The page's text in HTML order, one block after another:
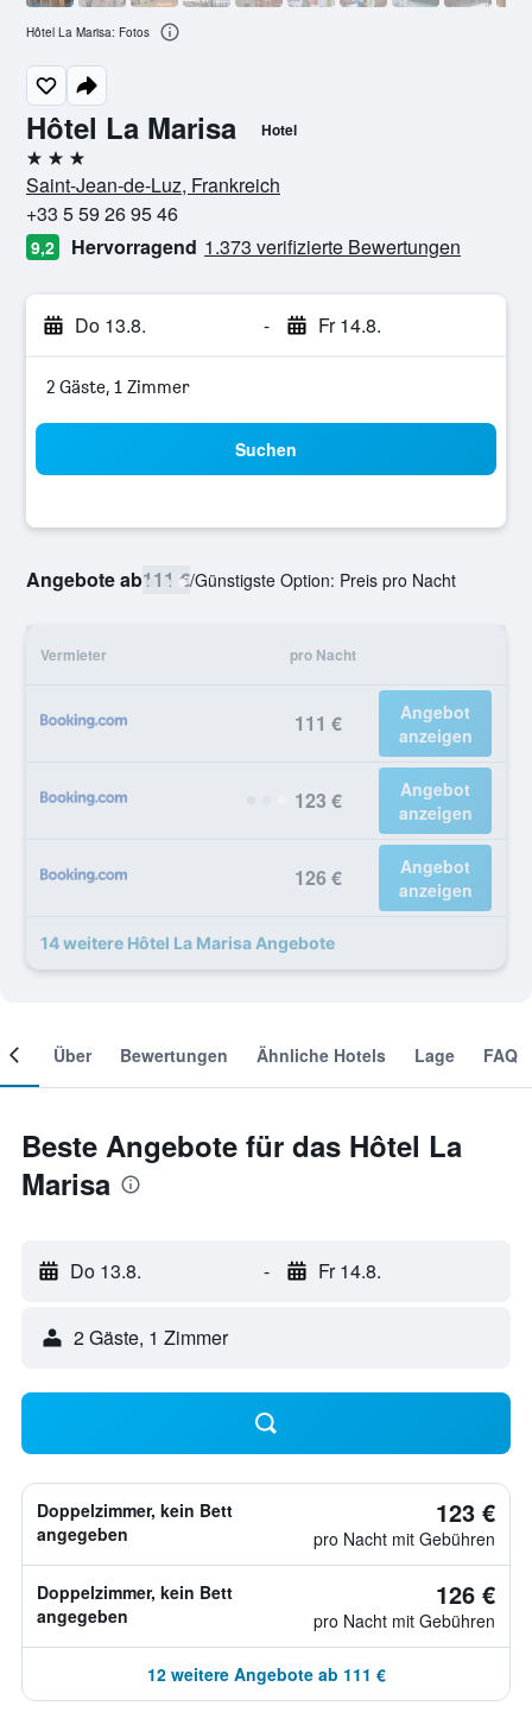
Hôtel La Marisa Hotel
3 Sterne
Saint-Jean-de-Luz, Frankreich
+33 5 59 26 95 46
9,2 Hervorragend 1.373 verifizierte Bewertungen
Do 13.8. - Fr 14.8.
2 Gäste, 1 Zimmer
Suchen
Angebote ab111 €/Günstigste Option: Preis pro Nacht
Vermieter pro Nacht
111 €
Angebot
anzeigen
123 €
Angebot
anzeigen
126 €
Angebot
anzeigen
14 weitere Hôtel La Marisa Angebote
Hôtel La Marisa: Fotos
Über Bewertungen Ähnliche Hotels Lage FAQ
Beste Angebote für das Hôtel La
Marisa
Do 13.8. - Fr 14.8.
2 Gäste, 1 Zimmer
Doppelzimmer, kein Bett
angegeben
123 €
pro Nacht mit Gebühren
Doppelzimmer, kein Bett
angegeben
126 €
pro Nacht mit Gebühren
12 weitere Angebote ab 111 €